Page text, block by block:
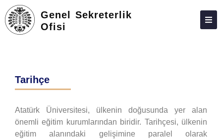
Genel Sekreterlik
Ofisi
İLETIŞIM
Tarihçe
Atatürk Üniversitesi, ülkenin doğusunda yer alan
önemli eğitim kurumlarından biridir. Tarihçesi, ülkenin
eğitim alanındaki gelişimine paralel olarak